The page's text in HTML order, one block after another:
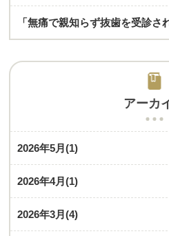
「無痛で親知らず抜歯を受診さ
アーカ
2026年5月(1)
2026年4月(1)
2026年3月(4)